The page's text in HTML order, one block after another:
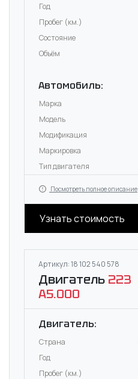
Год
Пробег (км.)
Состояние
Объём
Автомобиль:
Марка
Модель
Модификация
Маркировка
Тип двигателя
Посмотреть полное описание
Узнать стоимость
Артикул: 18 102 540 578
Двигатель 223
A5.000
Двигатель:
Страна
Год
Пробег (км.)